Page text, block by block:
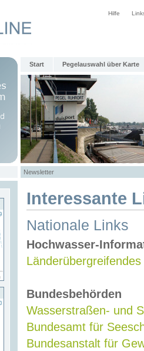
Hilfe
Start Pegelauswahl über Karte
Newsletter
Interessante
Nationale Links
Hochwasser-
Bundesbehörden
Wasserstraßen- und
Bundesamt für
Bundesanstalt für